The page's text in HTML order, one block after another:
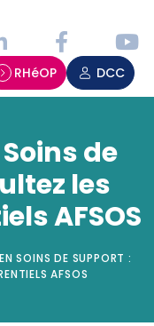
RHéOP DCC
de
les
AFSOS
SOINS DE SUPPORT :
AFSOS